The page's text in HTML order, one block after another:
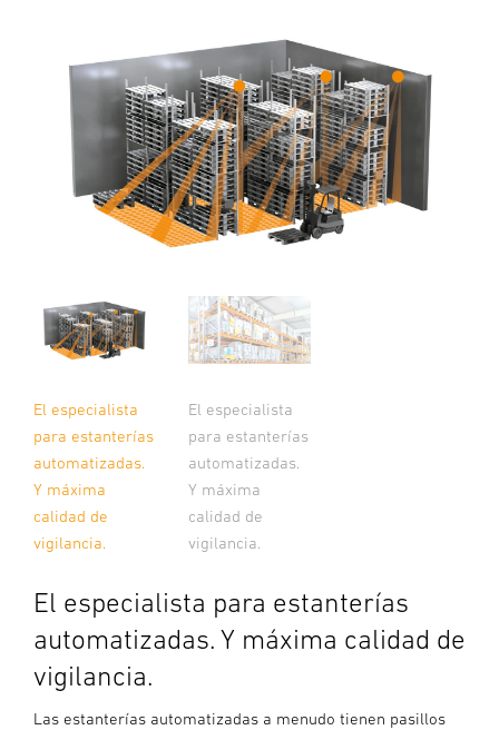
El especialista
para estanterías
automatizadas.
Y máxima
calidad de
vigilancia.
El especialista
para estanterías
automatizadas.
Y máxima
calidad de
vigilancia.
El especialista para estanterías
automatizadas. Y máxima calidad de
vigilancia.
Las estanterías automatizadas a menudo tienen pasillos